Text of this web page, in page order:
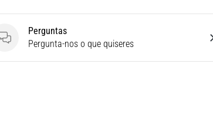
Perguntas
Perguntas
Pergunta-nos o que quiseres